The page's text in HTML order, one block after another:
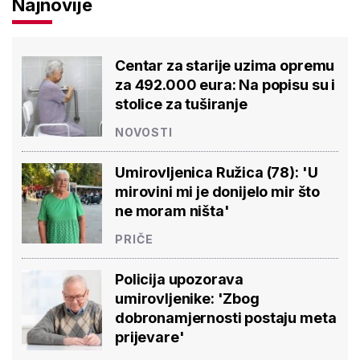
Najnovije
Centar za starije uzima opremu
za 492.000 eura: Na popisu su i
stolice za tuširanje
NOVOSTI
Umirovljenica Ružica (78): 'U
mirovini mi je donijelo mir što
ne moram ništa'
PRIČE
Policija upozorava
umirovljenike: 'Zbog
dobronamjernosti postaju meta
prijevare'